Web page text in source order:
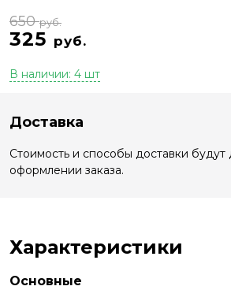
325 руб.
650руб.
В наличии: 4 шт
Доставка
Стоимость и способы доставки будут
оформлении заказа.
Характеристики
Основные